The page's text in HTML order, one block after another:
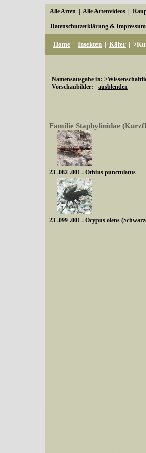
Alle Arten Alle Artenvideos
Datenschutzerklärung & Impressum
Home | Insekten | Käfer |
Namensausgabe in:
Vorschaubilder: ausblenden
Familie Staphylinidae
23-.082-.001-. Othius punctulatus
23-.099-.001-. Ocypus olens